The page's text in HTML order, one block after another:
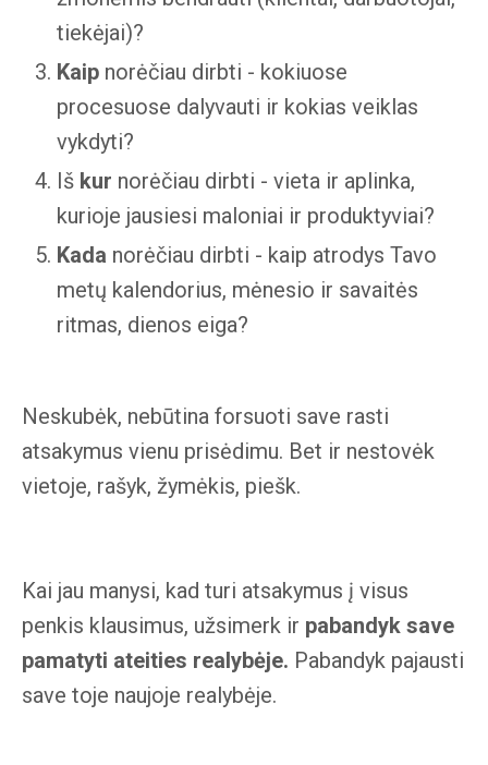
tiekėjai)?
Kaip norėčiau dirbti - kokiuose
procesuose dalyvauti ir kokias veiklas
vykdyti?
Iš kur norėčiau dirbti - vieta ir aplinka,
kurioje jausiesi maloniai ir produktyviai?
Kada norėčiau dirbti - kaip atrodys Tavo
metų kalendorius, mėnesio ir savaitės
ritmas, dienos eiga?
Neskubėk, nebūtina forsuoti save rasti
atsakymus vienu prisėdimu. Bet ir nestovėk
vietoje, rašyk, žymėkis, piešk.
Kai jau manysi, kad turi atsakymus į visus
penkis klausimus, užsimerk ir pabandyk save
pamatyti ateities realybėje. Pabandyk pajausti
save toje naujoje realybėje.